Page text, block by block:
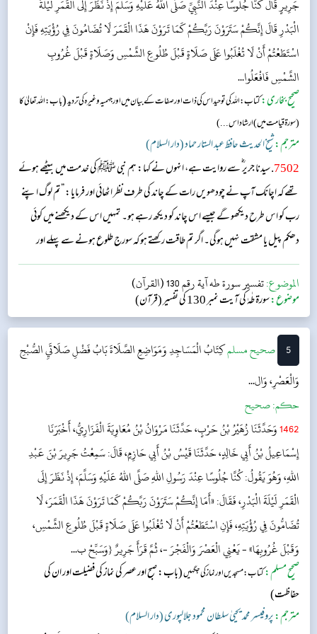
جَرِيرٍ قَالَ كُنَّا جُلُوسًا عِنْدَ النَّبِيِّ صَلَّى اللَّهُ عَلَيْهِ وَسَلَّمَ إِذْ نَظَرَ إِلَى الْقَمَرِ لَيْلَةَ
الْبَدْرِ قَالَ إِنَّكُمْ سَتَرَوْنَ رَبَّكُمْ كَمَا تَرَوْنَ هَذَا الْقَمَرَ لَا تُضَامُونَ فِي رُؤْيَتِهِ فَإِنْ
اسْتَطَعْتُمْ أَنْ لَا تُغْلَبُوا عَلَى صَلَاةٍ قَبْلَ طُلُوعِ الشَّمْسِ وَصَلَاةٍ قَبْلَ غُرُوبِ
الشَّمْسِ فَافْعَلُوا...
صحیح بخاری:کتاب: اللہ کی توحید اس کی ذات اور صفات کے بیان میں اور جهميہ وغیرہ کی تردید(باب: اللہ تعالیٰ کا
( سورۃ قیامت میں ) ارشاد اس...)
مترجم:شیخ الحدیث حافظ عبد الستار حماد (دار السلام)
7502 . سیدنا جریر ؓ سے روایت ہے، انہوں نے کہا: ہم نبی ﷺ کی خدمت میں بیٹھے ہوئے
تھے کہ اچانک آپ نے چودھویں رات کے چاند کی طرف نظر اٹھائی اور فرمایا: ”تم لوگ اپنے
رب کو اس طرح دیکھو گے جیسے اس چاند کو دیکھ رہے ہو۔ تمہیں اس کے دیکھنے میں کوئی
دھکم پیل یا مشقت نہیں ہوگی۔ اگر تم طاقت رکھتے ہو کہ سورج طلوع ہونے سے پہلے اور
سورج غروب ہونے سے پہلے نمازوں میں سستی نہ کرو تو ایسا کرلو۔“...
الموضوع:تفسير سورة طه آية رقم 130 (القرآن)
موضوع:سورۃ طٰہٰ کی آیت نمبر 130 کی تفسیر (قرآن)
5 ‌صحيح مسلمكِتَابُ الْمَسَاجِدِ وَمَوَاضِعِ الصَّلَاةَبَابُ فَضْلِ صَلَاتَيِ الصُّبْحِ
وَالْعَصْرِ، وَال...
حکم:صحیح
1462وَحَدَّثَنَا زُهَيْرُ بْنُ حَرْبٍ، حَدَّثَنَا مَرْوَانُ بْنُ مُعَاوِيَةَ الْفَزَارِيُّ، أَخْبَرَنَا
إِسْمَاعِيلُ بْنُ أَبِي خَالِدٍ، حَدَّثَنَا قَيْسُ بْنُ أَبِي حَازِمٍ، قَالَ: سَمِعْتُ جَرِيرَ بْنَ عَبْدِ
اللهِ، وَهُوَ يَقُولُ: كُنَّا جُلُوسًا عِنْدَ رَسُولِ اللهِ صَلَّى اللهُ عَلَيْهِ وَسَلَّمَ، إِذْ نَظَرَ إِلَى
الْقَمَرِ لَيْلَةَ الْبَدْرِ، فَقَالَ: «أَمَا إِنَّكُمْ سَتَرَوْنَ رَبَّكُمْ كَمَا تَرَوْنَ هَذَا الْقَمَرَ، لَا
تُضَامُّونَ فِي رُؤْيَتِهِ، فَإِنِ اسْتَطَعْتُمْ أَنْ لَا تُغْلَبُوا عَلَى صَلَاةٍ قَبْلَ طُلُوعِ الشَّمْسِ،
وَقَبْلَ غُرُوبِهَا» - يَعْنِي الْعَصْرَ وَالْفَجْرَ -، ثُمَّ قَرَأَ جَرِيرٌ {وَسَبِّحْ ب...
صحیح مسلم:کتاب: مسجدیں اور نماز کی جگہیں(باب: صبح اور عصر کی نماز کی فضیلت اور ان کی
حفاظت)
مترجم:پروفیسر محمد یحییٰ سلطان محمود جلالپوری (دار السلام)